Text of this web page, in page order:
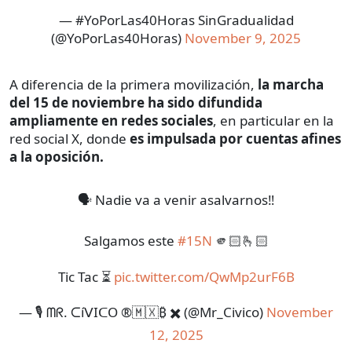
— #YoPorLas40Horas SinGradualidad
(@YoPorLas40Horas) November 9, 2025
A diferencia de la primera movilización, la marcha
del 15 de noviembre ha sido difundida
ampliamente en redes sociales, en particular en la
red social X, donde es impulsada por cuentas afines
a la oposición.
🗣️ Nadie va a venir asalvarnos‼️
Salgamos este #15N 🫵🏻🫰🏻
Tic Tac ⏳ pic.twitter.com/QwMp2urF6B
— 🎙️ ᗰᖇ. ᑕíᐯIᑕO ®🇲🇽₿ ✖️ (@Mr_Civico) November
12, 2025